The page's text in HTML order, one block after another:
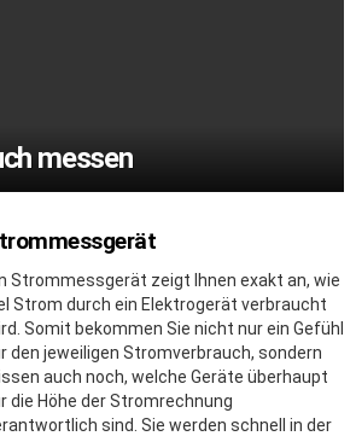
messen
Strommessgerät zeigt Ihnen exakt an, wie
Strom durch ein Elektrogerät verbraucht
Somit bekommen Sie nicht nur ein Gefühl
den jeweiligen Stromverbrauch, sondern
auch noch, welche Geräte überhaupt
die Höhe der Stromrechnung
sind. Sie werden schnell in der